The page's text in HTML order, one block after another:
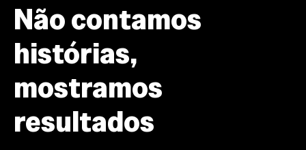
Não contamos
histórias,
mostramos
resultados